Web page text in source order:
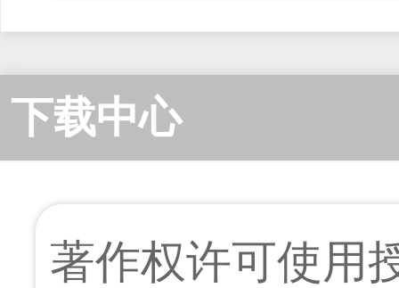
下载中心
著作权许可使用